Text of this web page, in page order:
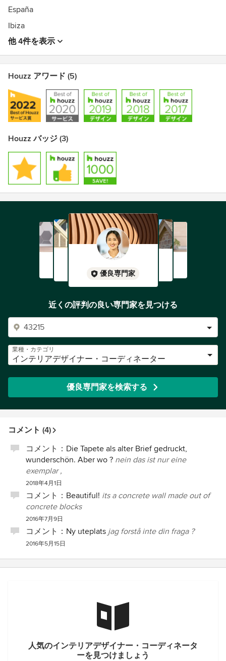
España
Ibiza
他 4件を表示
Houzz アワード (5)
Houzz バッジ (3)
優良専門家
近くの評判の良い専門家を見つける
業種・カテゴリ
インテリアデザイナー・コーディネーター
優良専門家を検索する
コメント (4)
コメント： Die Tapete als alter Brief gedruckt,
wunderschön. Aber wo ? nein das ist nur eine
exemplar ,
2018年4月1日
コメント： Beautiful! its a concrete wall made out of
concrete blocks
2016年7月9日
コメント： Ny uteplats jag forstå inte din fraga ?
2016年5月15日
人気のインテリアデザイナー・コーディネータ
ーを見つけましょう